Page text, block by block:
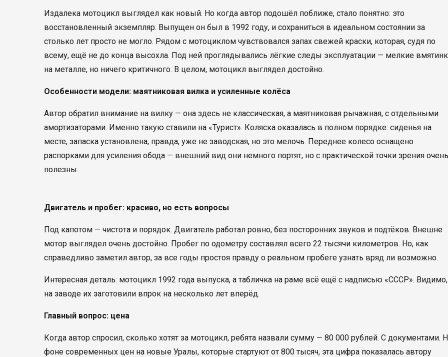
Издалека мотоцикл выглядел как новый. Но когда автор подошёл поближе, стало понятно: это
восстановленный экземпляр. Выпущен он был в 1992 году, и сохраниться в идеальном состоянии за
столько лет просто не могло. Рядом с мотоциклом чувствовался запах свежей краски, которая, судя по
всему, ещё не до конца высохла. Под ней проглядывались лёгкие следы эксплуатации — мелкие
на металле, но ничего критичного. В целом, мотоцикл выглядел достойно.
Особенности модели: маятниковая вилка и усиленные колёса
Автор обратил внимание на вилку — она здесь не классическая, а маятниковая рычажная, с отдельными
амортизаторами. Именно такую ставили на «Турист». Коляска оказалась в полном порядке: сиденья на
месте, запаска установлена, правда, уже не заводская, но это мелочь. Переднее колесо оснащено
распорками для усиления обода — внешний вид они немного портят, но с практической точки зрения очень
полезны.
Двигатель и пробег: красиво, но есть вопросы
Под капотом — чистота и порядок. Двигатель работал ровно, без посторонних звуков и подтёков. Внешне
мотор выглядел очень достойно. Пробег по одометру составлял всего 22 тысячи километров. Но, как
справедливо заметил автор, за все годы простоя правду о реальном пробеге узнать вряд ли возможно.
Интересная деталь: мотоцикл 1992 года выпуска, а табличка на раме всё ещё с надписью «СССР». Видимо,
на заводе их заготовили впрок на несколько лет вперёд.
Главный вопрос: цена
Когда автор спросил, сколько хотят за мотоцикл, ребята назвали сумму — 80 000 рублей. С документами.
фоне современных цен на новые Уралы, которые стартуют от 800 тысяч, эта цифра показалась автору